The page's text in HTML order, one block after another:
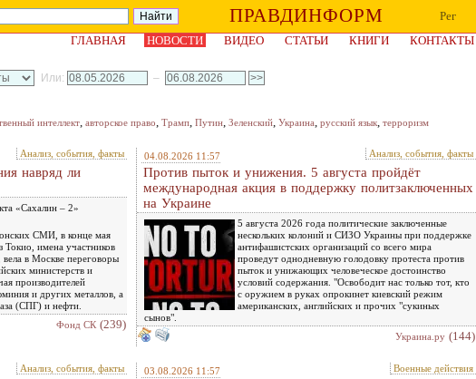
ПРАВДИНФОРМ
Рег
ГЛАВНАЯ
НОВОСТИ ВИДЕО СТАТЬИ КНИГИ КОНТАКТЫ
Или: –
интеллект, авторское право, Трамп, Путин, Зеленский, Украина, русский язык, терроризм
Анализ, события, факты
навряд ли
«Сахалин – 2»
СМИ, в конце мая
Токио, имена участников
вела в Москве переговоры
министерств и
производителей
и других металлов, а
(СПГ) и нефти.
Фонд СК (239)
04.08.2026 11:57 Анализ, события, факты
Против пыток и унижения. 5 августа пройдёт
международная акция в поддержку политзаключенных
на Украине
5 августа 2026 года политические заключенные
нескольких колоний и СИЗО Украины при поддержке
антифашистских организаций со всего мира
проведут однодневную голодовку протеста против
пыток и унижающих человеческое достоинство
условий содержания. "Освободит нас только тот, кто
с оружием в руках опрокинет киевский режим
американских, английских и прочих "сукиных
сынов".
Украина.ру (144)
Анализ, события, факты 03.08.2026 11:57 Военные действия